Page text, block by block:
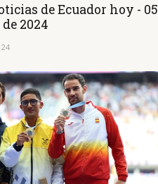
de Ecuador hoy - 05
2024